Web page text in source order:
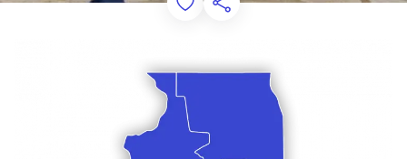
Add to Favorites
このページを共有する